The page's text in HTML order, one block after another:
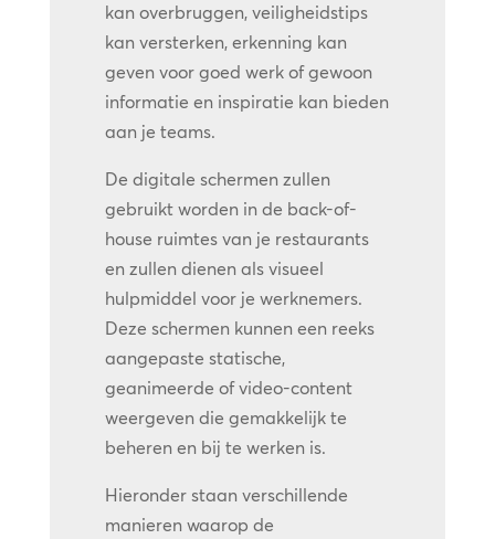
kan overbruggen, veiligheidstips
kan versterken, erkenning kan
geven voor goed werk of gewoon
informatie en inspiratie kan bieden
aan je teams.
De digitale schermen zullen
gebruikt worden in de back-of-
house ruimtes van je restaurants
en zullen dienen als visueel
hulpmiddel voor je werknemers.
Deze schermen kunnen een reeks
aangepaste statische,
geanimeerde of video-content
weergeven die gemakkelijk te
beheren en bij te werken is.
Hieronder staan verschillende
manieren waarop de